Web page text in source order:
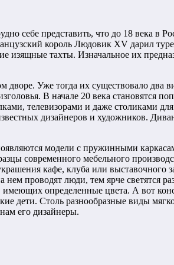
себе представить, что до 18 века в
король Людовик XV дарил
изящные тахты. Изначальное их
Уже тогда их существовало два
В начале 20 века становятся
телевизорами и даже столиками
дизайнеров и художников.
модели с пружинными
современного мебельного
кафе, клуба или
проводят люди, тем ярче светятся
определенные цвета. А вот
дети. Столь разнообразные виды
его дизайнеры.